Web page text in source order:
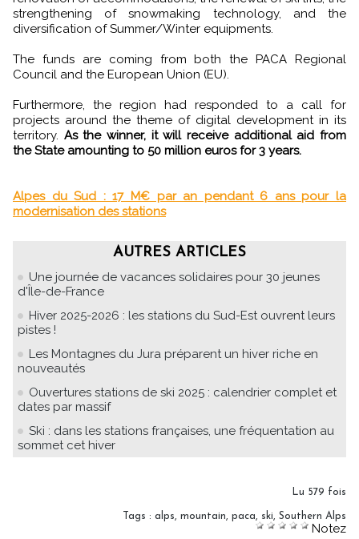
strengthening of snowmaking technology, and the
diversification of Summer/Winter equipments.
The funds are coming from both the PACA Regional
Council and the European Union (EU).
Furthermore, the region had responded to a call for
projects around the theme of digital development in its
territory. As the winner, it will receive additional aid from
the State amounting to 50 million euros for 3 years.
Alpes du Sud : 17 M€ par an pendant 6 ans pour la
modernisation des stations
AUTRES ARTICLES
Une journée de vacances solidaires pour 30 jeunes
d'Île-de-France
Hiver 2025-2026 : les stations du Sud-Est ouvrent leurs
pistes !
Les Montagnes du Jura préparent un hiver riche en
nouveautés
Ouvertures stations de ski 2025 : calendrier complet et
dates par massif
Ski : dans les stations françaises, une fréquentation au
sommet cet hiver
Lu 579 fois
Tags : alps mountain paca ski Southern Alps
Notez